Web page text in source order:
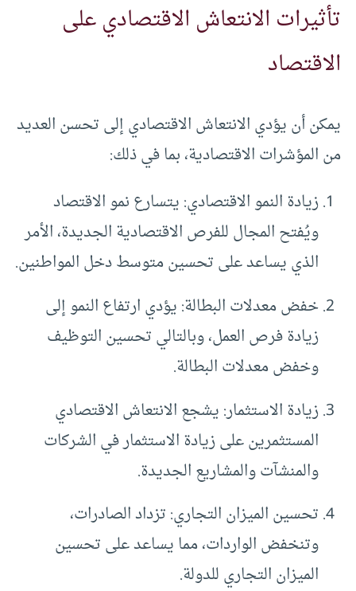
تأثيرات الانتعاش الاقتصادي على
الاقتصاد
يمكن أن يؤدي الانتعاش الاقتصادي إلى تحسن العديد
من المؤشرات الاقتصادية، بما في ذلك:
زيادة النمو الاقتصادي: يتسارع نمو الاقتصاد
ويُفتح المجال للفرص الاقتصادية الجديدة، الأمر
الذي يساعد على تحسين متوسط دخل المواطنين.
خفض معدلات البطالة: يؤدي ارتفاع النمو إلى
زيادة فرص العمل، وبالتالي تحسين التوظيف
وخفض معدلات البطالة.
زيادة الاستثمار: يشجع الانتعاش الاقتصادي
المستثمرين على زيادة الاستثمار في الشركات
والمنشآت والمشاريع الجديدة.
تحسين الميزان التجاري: تزداد الصادرات،
وتنخفض الواردات، مما يساعد على تحسين
الميزان التجاري للدولة.